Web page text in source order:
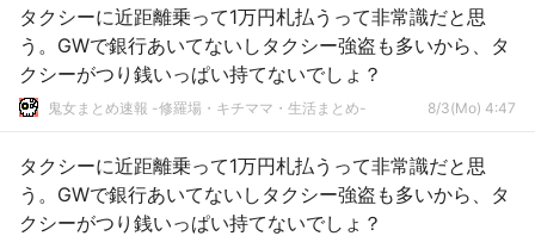
タクシーに近距離乗って1万円札払うって非常識だと思
う。GWで銀行あいてないしタクシー強盗も多いから、タ
クシーがつり銭いっぱい持てないでしょ？
鬼女まとめ速報 -修羅場・キチママ・生活まとめ- 8/3(Mo) 4:47
タクシーに近距離乗って1万円札払うって非常識だと思
う。GWで銀行あいてないしタクシー強盗も多いから、タ
クシーがつり銭いっぱい持てないでしょ？